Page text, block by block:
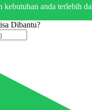
kebutuhan anda terlebih
Dibantu?